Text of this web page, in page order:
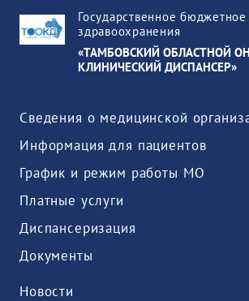
Государственное
здравоохранения
«ТАМБОВСКИЙ ОБЛАСТНОЙ
КЛИНИЧЕСКИЙ ДИСПАНСЕР»
Сведения о медицинской
Информация для пациентов
График и режим работы МО
Платные услуги
Диспансеризация
Документы
Новости